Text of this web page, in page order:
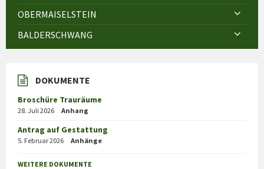
OBERMAISELSTEIN
BALDERSCHWANG
DOKUMENTE
Broschüre Trauräume
28. Juli 2026 Anhang
Antrag auf Gestattung
5. Februar 2026 Anhänge
WEITERE DOKUMENTE